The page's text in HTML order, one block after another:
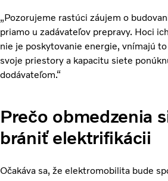
„Pozorujeme rastúci záujem o
priamo u zadávateľov prepravy. Hoci
nie je poskytovanie energie, vnímajú
svoje priestory a kapacitu siete
dodávateľom.“
Prečo obmedzenia
brániť elektrifikácii
Očakáva sa, že elektromobilita bude